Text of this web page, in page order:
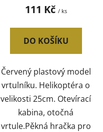
111 Kč / ks
DO KOŠÍKU
Červený plastový model
vrtulníku. Helikoptéra o
velikosti 25cm. Otevírací
kabina, otočná
vrtule.Pěkná hračka pro